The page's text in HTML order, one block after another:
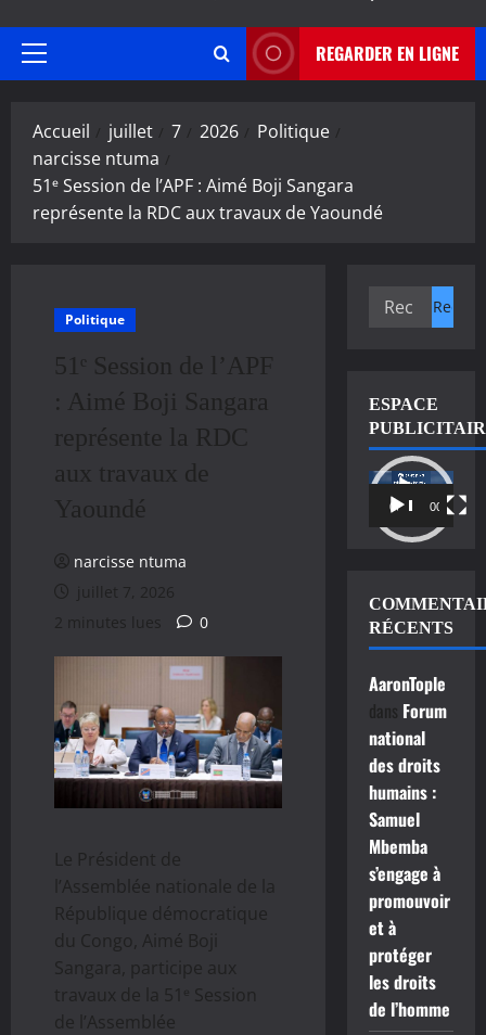
Menu
REGARDER EN LIGNE
Accueil juillet 7 2026
Politique
narcisse ntuma
51ᵉ Session de l’APF : Aimé Boji Sangara
représente la RDC aux travaux de Yaoundé
Politique
51ᵉ Session de l’APF
: Aimé Boji Sangara
représente la RDC
aux travaux de
Yaoundé
narcisse ntuma
juillet 7, 2026
2 minutes lues
0
Le Président de
l’Assemblée nationale de la
République démocratique
du Congo, Aimé Boji
Sangara, participe aux
travaux de la 51ᵉ Session
de l’Assemblée
Rechercher :
ESPACE
Lecteur
vidéo
00:00 00:11
RÉCENTS
AaronTople
dans Forum
national
des droits
humains :
Samuel
Mbemba
s’engage à
promouvoir
et à
protéger
les droits
de l’homme